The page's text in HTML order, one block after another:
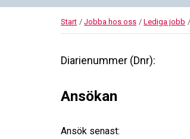
Start / Jobba hos oss / Lediga jobb /
Diarienummer (Dnr):
Ansökan